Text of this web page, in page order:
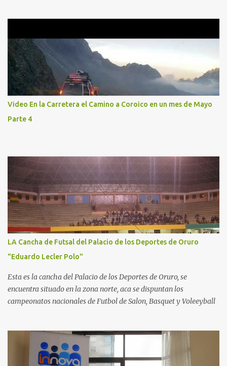
Video En la Carretera el Camino a Coroico en un mes de Mayo
Parte 4
LA Cancha de Futsal del Palacio de los Deportes de Oruro
"Eduardo Lecler Polo"
Esta es la cancha del Palacio de los Deportes de Oruro, se
encuentra situado en la zona norte, aca se dispuntan los
campeonatos nacionales de Futbol de Salon, Basquet y Voleeyball